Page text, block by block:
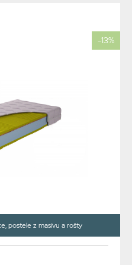
-13%
postele z masívu a rošty